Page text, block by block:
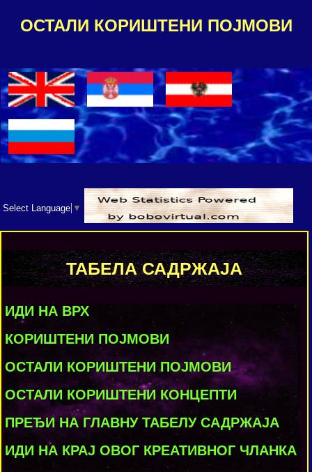
ОСТАЛИ КОРИШТЕНИ ПОЈМОВИ
Select Language ▼
ТАБЕЛА САДРЖАJА
ИДИ НА ВРХ
КОРИШТЕНИ ПОЈМОВИ
ОСТАЛИ КОРИШТЕНИ ПОЈМОВИ
ОСТАЛИ КОРИШТЕНИ КОНЦЕПТИ
ПРЕЂИ НА ГЛАВНУ ТАБЕЛУ САДРЖАЈА
ИДИ НА КРАЈ ОВОГ КРЕАТИВНОГ ЧЛАНКА